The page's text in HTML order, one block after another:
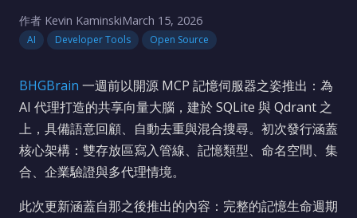
作者 Kevin KaminskiMarch 15, 2026
AI Developer Tools Open Source
BHGBrain 一週前以開源 MCP 記憶伺服器之姿推出：為
AI 代理打造的共享向量大腦，建於 SQLite 與 Qdrant 之
上，具備語意回顧、自動去重與混合搜尋。初次發行涵蓋
核心架構：雙存放區寫入管線、記憶類型、命名空間、集
合、企業驗證與多代理情境。
此次更新涵蓋自那之後推出的內容：完整的記憶生命週期